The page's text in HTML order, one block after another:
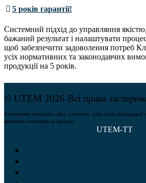
5 років гарантії!
Системний підхід до управляння
бажаний результат і налаштувати
щоб забезпечити задоволення потреб
усіх нормативних та законодавчих
продукції на 5 років.
© UTEM 2026 Всі права
Копіювання матеріалів сайту дозволено лише після попередньої
активного посилання на джерело
UTEM-TT